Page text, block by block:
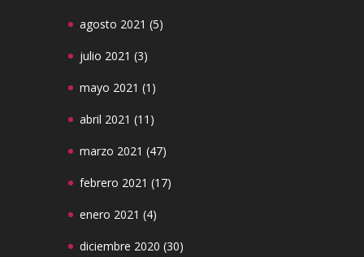
agosto 2021 (5)
julio 2021 (3)
mayo 2021 (1)
abril 2021 (11)
marzo 2021 (47)
febrero 2021 (17)
enero 2021 (4)
diciembre 2020 (30)